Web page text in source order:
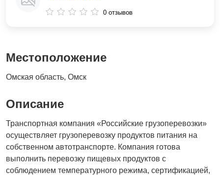
Местоположение
Омская область, Омск
Описание
Транспортная компания «Российские грузоперевозки»
осуществляет грузоперевозку продуктов питания на
собственном автотранспорте. Компания готова
выполнить перевозку пищевых продуктов с
соблюдением температурного режима, сертификацией,
0 отзывов